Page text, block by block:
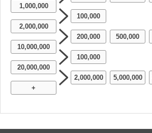
1,000,000
100,000
2,000,000
200,000
500,000
10,000,000
100,000
20,000,000
2,000,000
5,000,000
+